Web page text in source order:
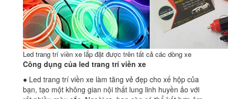
Led trang trí viền xe lắp đặt được trên tất cả các dòng xe
Công dụng của led trang trí viền xe
● Led trang trí viền xe làm tăng vẻ đẹp cho xế hộp của
bạn, tạo một không gian nội thất lung linh huyền ảo với